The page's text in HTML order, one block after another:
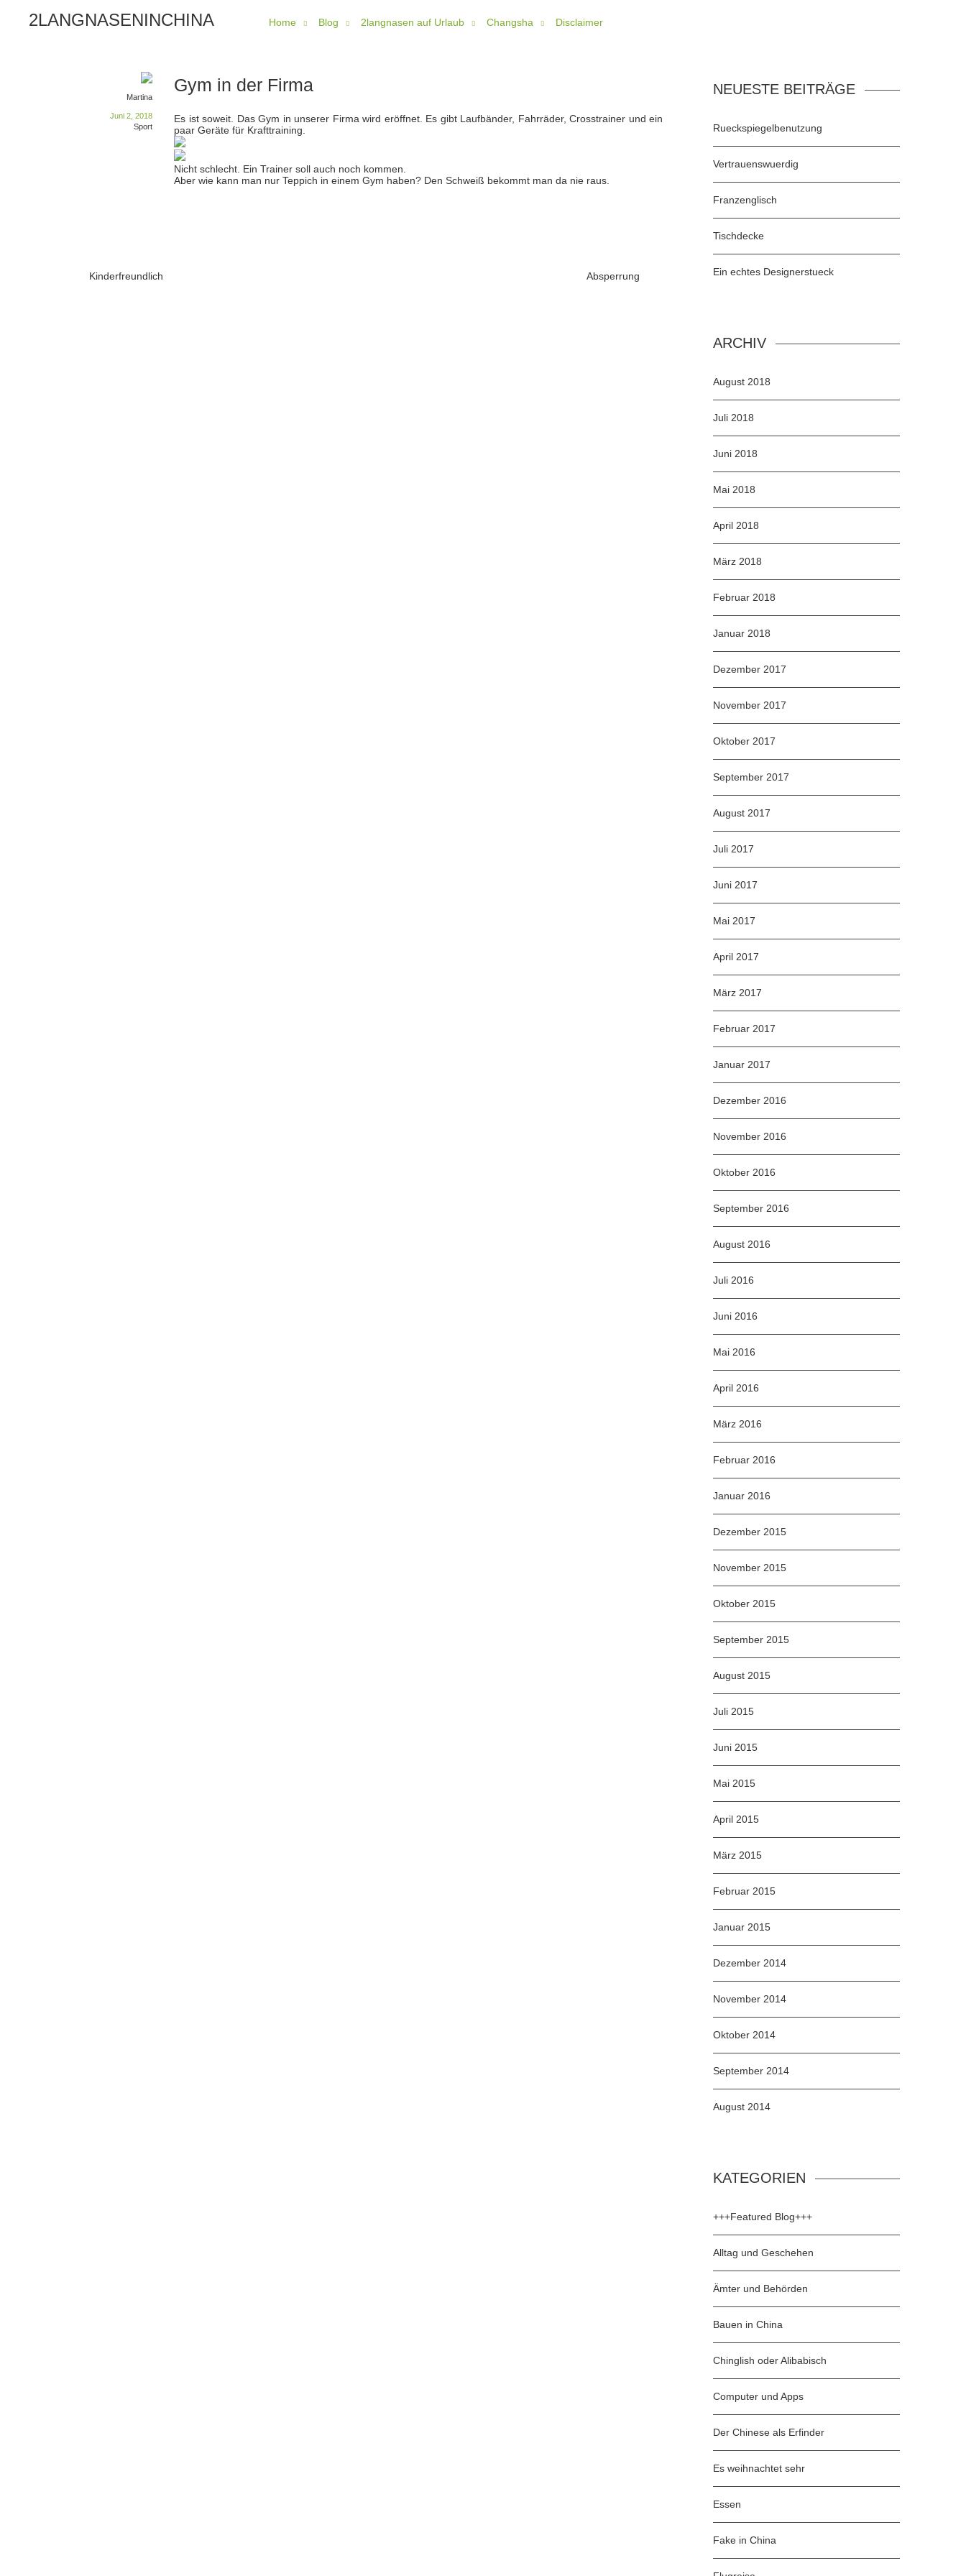
2LANGNASENINCHINA Home Blog 2langnasen auf Urlaub Changsha Disclaimer
Gym in der Firma
Martina
Juni 2, 2018
Sport
Es ist soweit. Das Gym in unserer Firma wird eröffnet. Es gibt Laufbänder, Fahrräder, Crosstrainer und ein
paar Geräte für Krafttraining.
Nicht schlecht. Ein Trainer soll auch noch kommen.
Aber wie kann man nur Teppich in einem Gym haben? Den Schweiß bekommt man da nie raus.
Kinderfreundlich Absperrung
NEUESTE BEITRÄGE
Rueckspiegelbenutzung
Vertrauenswuerdig
Franzenglisch
Tischdecke
Ein echtes Designerstueck
ARCHIV
August 2018
Juli 2018
Juni 2018
Mai 2018
April 2018
März 2018
Februar 2018
Januar 2018
Dezember 2017
November 2017
Oktober 2017
September 2017
August 2017
Juli 2017
Juni 2017
Mai 2017
April 2017
März 2017
Februar 2017
Januar 2017
Dezember 2016
November 2016
Oktober 2016
September 2016
August 2016
Juli 2016
Juni 2016
Mai 2016
April 2016
März 2016
Februar 2016
Januar 2016
Dezember 2015
November 2015
Oktober 2015
September 2015
August 2015
Juli 2015
Juni 2015
Mai 2015
April 2015
März 2015
Februar 2015
Januar 2015
Dezember 2014
November 2014
Oktober 2014
September 2014
August 2014
KATEGORIEN
+++Featured Blog+++
Alltag und Geschehen
Ämter und Behörden
Bauen in China
Chinglish oder Alibabisch
Computer und Apps
Der Chinese als Erfinder
Es weihnachtet sehr
Essen
Fake in China